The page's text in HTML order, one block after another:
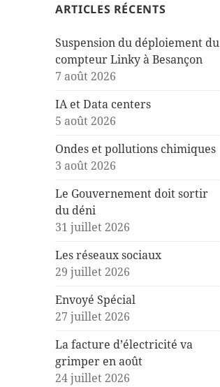
ARTICLES RÉCENTS
Suspension du déploiement du
compteur Linky à Besançon
7 août 2026
IA et Data centers
5 août 2026
Ondes et pollutions chimiques
3 août 2026
Le Gouvernement doit sortir
du déni
31 juillet 2026
Les réseaux sociaux
29 juillet 2026
Envoyé Spécial
27 juillet 2026
La facture d’électricité va
grimper en août
24 juillet 2026